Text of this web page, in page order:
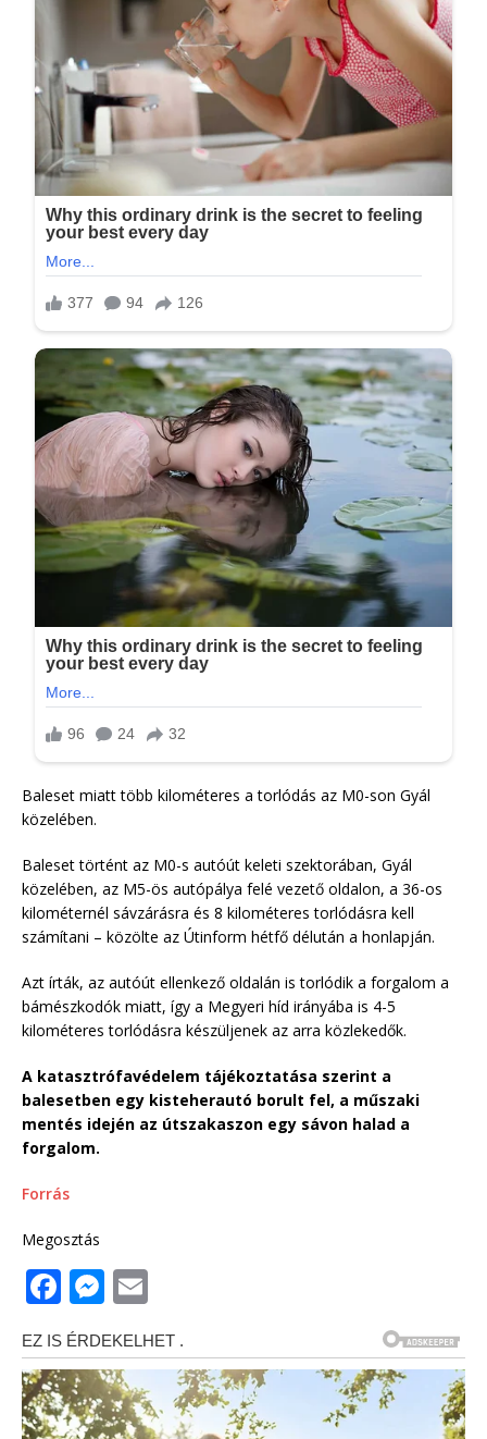
Baleset miatt több kilométeres a torlódás az M0-son Gyál
közelében.
Baleset történt az M0-s autóút keleti szektorában, Gyál
közelében, az M5-ös autópálya felé vezető oldalon, a 36-os
kilométernél sávzárásra és 8 kilométeres torlódásra kell
számítani – közölte az Útinform hétfő délután a honlapján.
Azt írták, az autóút ellenkező oldalán is torlódik a forgalom a
bámészkodók miatt, így a Megyeri híd irányába is 4-5
kilométeres torlódásra készüljenek az arra közlekedők.
A katasztrófavédelem tájékoztatása szerint a
balesetben egy kisteherautó borult fel, a műszaki
mentés idején az útszakaszon egy sávon halad a
forgalom.
Forrás
Megosztás
F
a
c
e
b
M
ss
e
n
ai
l